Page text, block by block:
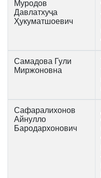
Муродов
Давлатхуҷа
Ҳукуматшоевич
Самадова Гули
Миржоновна
Сафаралихонов
Айнулло
Бародархонович